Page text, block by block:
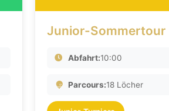
Junior-Sommertour
Abfahrt:10:00
Parcours:18 Löcher